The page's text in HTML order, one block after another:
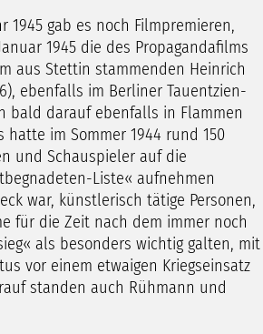
1945 gab es noch Filmpremieren,
1945 die des Propagandafilms
aus Stettin stammenden Heinrich
ebenfalls im Berliner Tauentzien-
bald darauf ebenfalls in Flammen
hatte im Sommer 1944 rund 150
und Schauspieler auf die
Liste« aufnehmen
war, künstlerisch tätige Personen,
für die Zeit nach dem immer noch
als besonders wichtig galten, mit
vor einem etwaigen Kriegseinsatz
standen auch Rühmann und